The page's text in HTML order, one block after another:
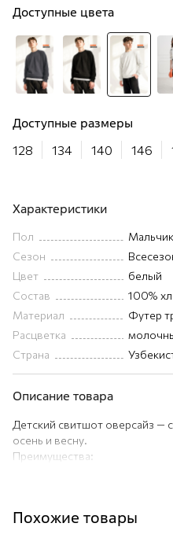
Доступные цвета
Доступные размеры
128 134 140 146
Характеристики
Пол
Мальчик
Сезон
Цвет
белый
Состав
100%
Материал
Футер
Расцветка
Страна
Описание товара
Детский свитшот оверсайз —
осень и весну.
Преимущества:
— плотный футер трехнитка
Похожие товары